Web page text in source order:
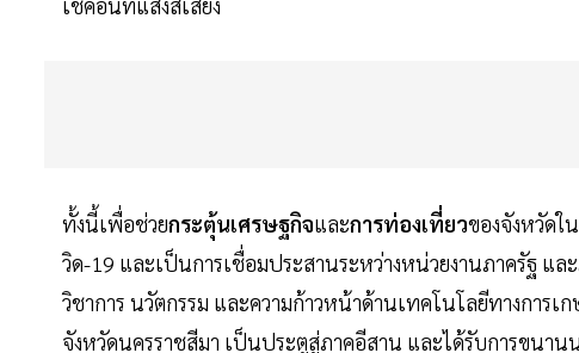
เช็คอินท์แสงสีเสียง
ทั้งนี้เพื่อช่วยกระตุ้นเศรษฐกิจและการท่องเที่ยวของจังหวัดใ
วิด-19 และเป็นการเชื่อมประสานระหว่างหน่วยงานภาครัฐ แ
วิชาการ นวัตกรรม และความก้าวหน้าด้านเทคโนโลยีทางการ
จังหวัดนครราชสีมา เป็นประตูสู่ภาคอีสาน และได้รับการขนาน